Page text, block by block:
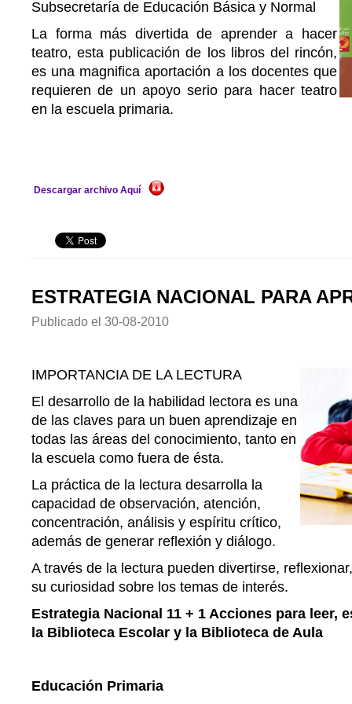
Subsecretaría de Educación Básica y Normal
La forma más divertida de aprender a hacer
teatro, esta publicación de los libros del rincón,
es una magnifica aportación a los docentes que
requieren de un apoyo serio para hacer teatro
en la escuela primaria.
Descargar archivo Aquí
ESTRATEGIA NACIONAL PARA
Publicado el 30-08-2010
IMPORTANCIA DE LA LECTURA
El desarrollo de la habilidad lectora es una
de las claves para un buen aprendizaje en
todas las áreas del conocimiento, tanto en
la escuela como fuera de ésta.
La práctica de la lectura desarrolla la
capacidad de observación, atención,
concentración, análisis y espíritu crítico,
además de generar reflexión y diálogo.
A través de la lectura pueden divertirse,
su curiosidad sobre los temas de interés.
Estrategia Nacional 11 + 1 Acciones para leer,
la Biblioteca Escolar y la Biblioteca de Aula
Educación Primaria